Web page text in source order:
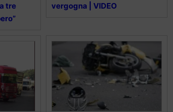
tre
vergogna | VIDEO